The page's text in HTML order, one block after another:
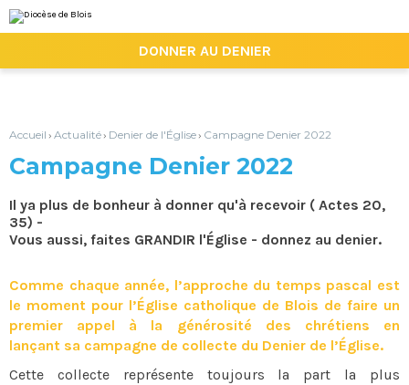
au
contenu.
la
personnels
DONNER AU DENIER
Accueil › Actualité› Denier de l'Église› Campagne Denier 2022
Campagne Denier 2022
Il ya plus de bonheur à donner qu'à recevoir ( Actes 20,
35) -
Vous aussi, faites GRANDIR l'Église - donnez au denier.
Comme chaque année, l’approche du temps pascal est
le moment pour l’Église catholique de Blois de faire un
premier appel à la générosité des chrétiens en
lançant sa campagne de collecte du Denier de l’Église.
Cette collecte représente toujours la part la plus